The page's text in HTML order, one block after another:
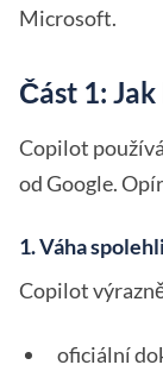
Microsoft.
Část 1:
Copilot
od Google.
1. Váha
Copilot
oficiální